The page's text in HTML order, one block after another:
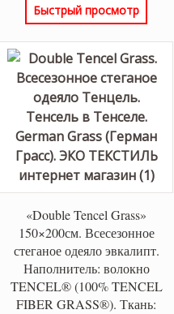
Быстрый просмотр
«Double Tencel Grass»
150×200см. Всесезонное
стеганое одеяло эвкалипт.
Наполнитель: волокно
TENCEL® (100% TENCEL
FIBER GRASS®). Ткань: